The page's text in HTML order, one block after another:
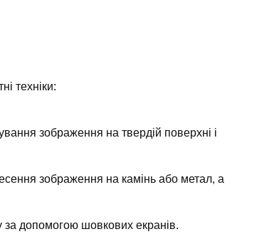
техніки:
зображення на твердій поверхні і
зображення на камінь або метал, а
допомогою шовкових екранів.